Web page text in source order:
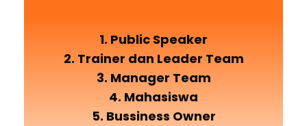
1. Public Speaker
2. Trainer dan Leader Team
3. Manager Team
4. Mahasiswa
5. Bussiness Owner